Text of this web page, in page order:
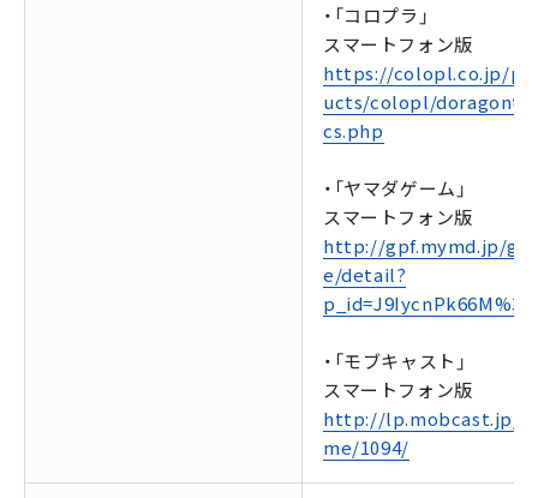
・「コロプラ」
スマートフォン版
https://colopl.co.jp/
ucts/colopl/
cs.php
・「ヤマダゲーム」
スマートフォン版
http://gpf.mymd.jp/
e/detail?
p_id=J9IycnPk66M%3D
・「モブキャスト」
スマートフォン版
http://lp.mobcast.jp/
me/1094/